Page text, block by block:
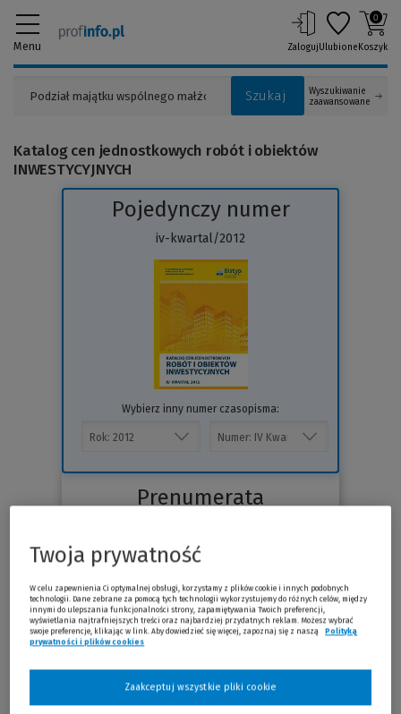
Menu
Szukaj
Wyszukiwanie
zaawansowane
ZalogujUlubione
0
Koszyk
Katalog cen jednostkowych robót i obiektów
INWESTYCYJNYCH
Pojedynczy numer
iv-kwartal/2012
do
Wybierz inny numer czasopisma:
Prenumerata
Twoja prywatność
W celu zapewnienia Ci optymalnej obsługi, korzystamy z plików cookie i innych podobnych
technologii. Dane zebrane za pomocą tych technologii wykorzystujemy do różnych celów, między
innymi do ulepszania funkcjonalności strony, zapamiętywania Twoich preferencji,
wyświetlania najtrafniejszych treści oraz najbardziej przydatnych reklam. Możesz wybrać
swoje preferencje, klikając w link. Aby dowiedzieć się więcej, zapoznaj się z naszą
Polityką
prywatności i plików cookies
Zaakceptuj wszystkie pliki cookie